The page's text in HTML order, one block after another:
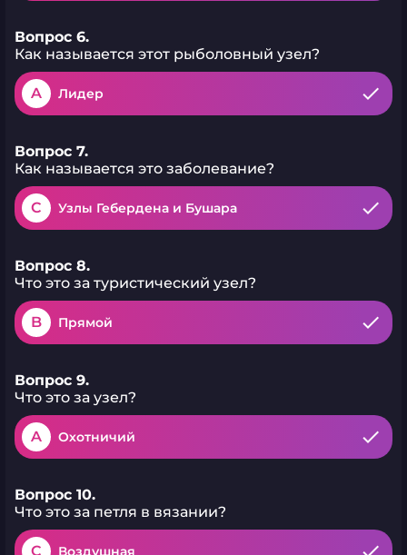
Вопрос 6.
Как называется этот рыболовный узел?
A Лидер
Вопрос 7.
Как называется это заболевание?
C Узлы Гебердена и Бушара
Вопрос 8.
Что это за туристический узел?
B Прямой
Вопрос 9.
Что это за узел?
A Охотничий
Вопрос 10.
Что это за петля в вязании?
C Воздушная